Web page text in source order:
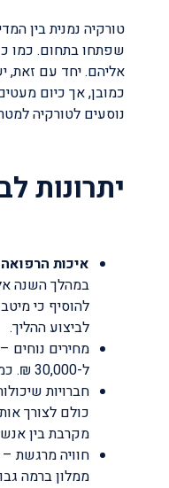
טורקיה נמנית בין
שפתחו בתחום. כמו
אליהם. יחד עם זאת,
כמובן, אך כיום
נוסעים לטורקיה
יתרונות
איכות
במהלך השנה
להוסיף כי
לביצוע ההליך.
מחירים נוחים –
ל-30,000 ₪. כמובן שמדובר ביתרון משמעותי.
חברויות
כולם לצורך
מקרבת בין
חוויה מרגשת –
ממלון ברמה